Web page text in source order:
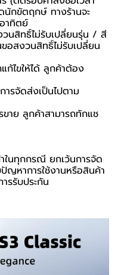
กขัตฤกษ์ ทางร้านจะ
าทิตย์
นสิทธิ์ไม่รับเปลี่ยนรุ่น / สี
สงวนสิทธิ์ไม่รับเปลี่ยน
ก้ไขให้ได้ ลูกค้าต้อง
รจัดส่งเป็นไปตาม
าย ลูกค้าสามารถทักแช
ในทุกกรณี ยกเว้นการจัด
หาการใช้งานหรือสินค้า
รรับประกัน